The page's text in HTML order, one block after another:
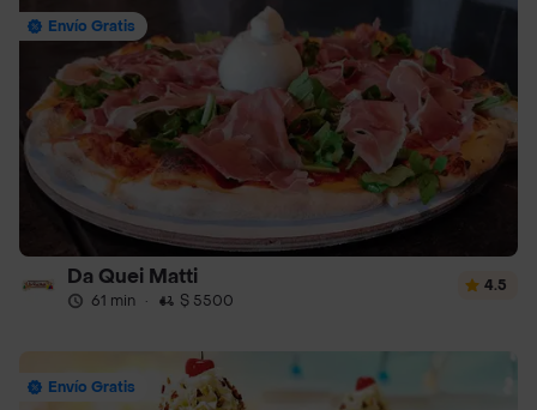
Envío Gratis
Da Quei Matti
61 min · $ 5500
4.5
Envío Gratis